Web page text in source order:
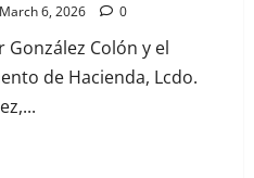
March 6, 2026 0
Colón y el
de Hacienda, Lcdo.